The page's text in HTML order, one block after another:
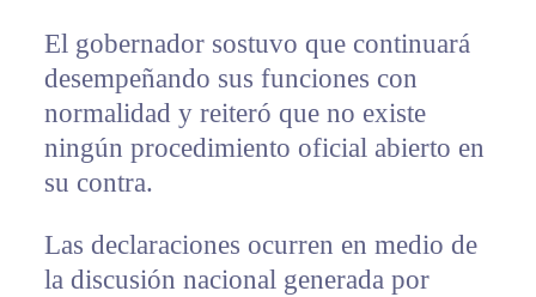
El gobernador sostuvo que continuará
desempeñando sus funciones con
normalidad y reiteró que no existe
ningún procedimiento oficial abierto en
su contra.
Las declaraciones ocurren en medio de
la discusión nacional generada por